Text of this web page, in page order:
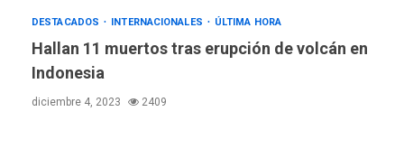
DESTACADOS INTERNACIONALES ÚLTIMA HORA
Hallan 11 muertos tras erupción de volcán en
Indonesia
diciembre 4, 2023 2409